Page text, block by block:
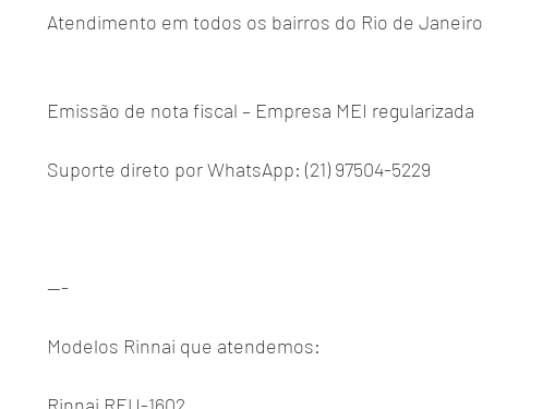
Atendimento em todos os bairros do Rio de Janeiro
Emissão de nota fiscal – Empresa MEI regularizada
Suporte direto por WhatsApp: (21) 97504-5229
---
Modelos Rinnai que atendemos: